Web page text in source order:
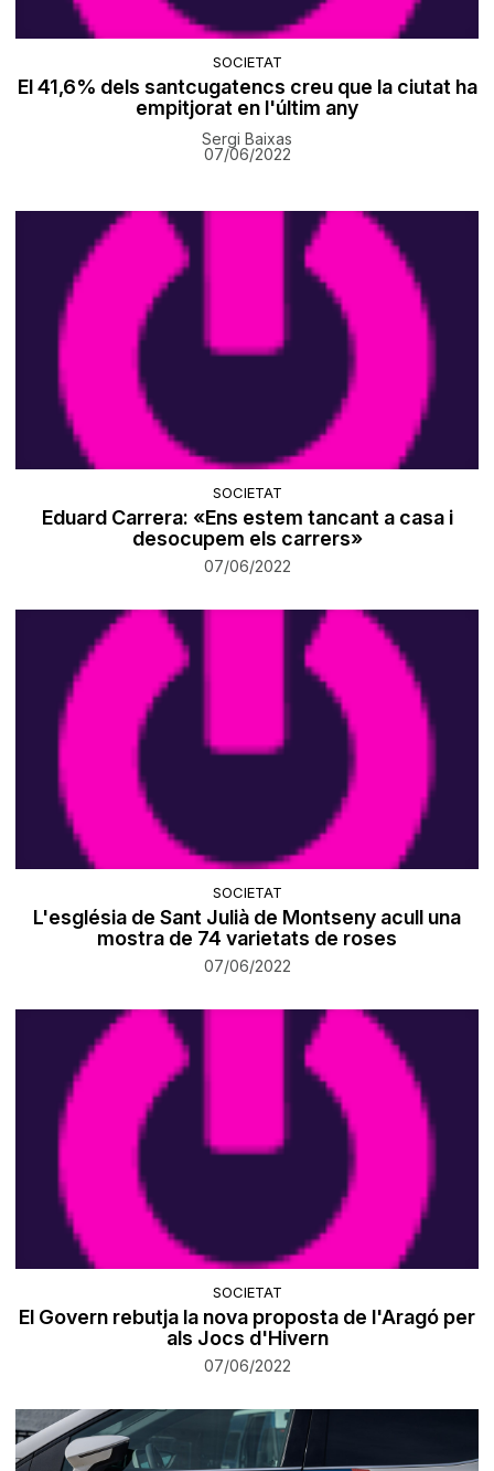
SOCIETAT
El 41,6% dels santcugatencs creu que la ciutat ha
empitjorat en l'últim any
Sergi Baixas
07/06/2022
SOCIETAT
Eduard Carrera: «Ens estem tancant a casa i
desocupem els carrers»
07/06/2022
SOCIETAT
L'església de Sant Julià de Montseny acull una
mostra de 74 varietats de roses
07/06/2022
SOCIETAT
El Govern rebutja la nova proposta de l'Aragó per
als Jocs d'Hivern
07/06/2022